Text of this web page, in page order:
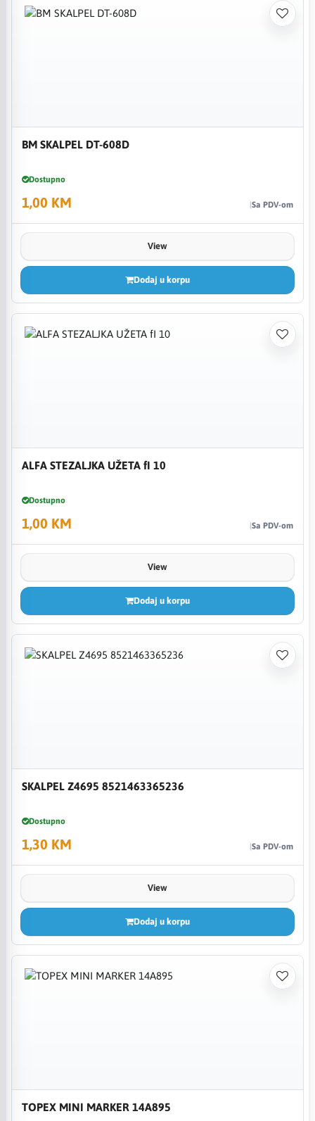
BM SKALPEL DT-608D
Dostupno
1,00 KM Sa PDV-om
View
Dodaj u korpu
ALFA STEZALJKA UŽETA fI 10
Dostupno
1,00 KM Sa PDV-om
View
Dodaj u korpu
SKALPEL Z4695 8521463365236
Dostupno
1,30 KM Sa PDV-om
View
Dodaj u korpu
TOPEX MINI MARKER 14A895